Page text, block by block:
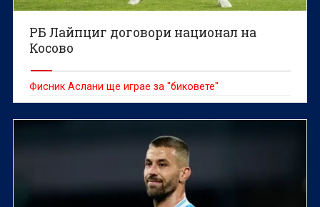
РБ Лайпциг договори национал на
Косово
Фисник Аслани ще играе за "биковете"